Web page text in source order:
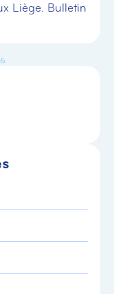
Liège. Bulletin